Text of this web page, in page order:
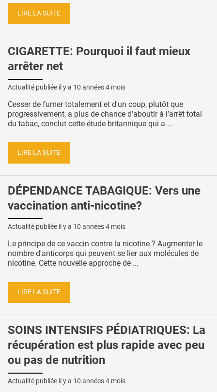
LIRE LA SUITE
CIGARETTE: Pourquoi il faut mieux
arrêter net
Actualité publiée il y a 10 années 4 mois
Cesser de fumer totalement et d'un coup, plutôt que
progressivement, a plus de chance d’aboutir à l’arrêt total
du tabac, conclut cette étude britannique qui a ...
LIRE LA SUITE
DÉPENDANCE TABAGIQUE: Vers une
vaccination anti-nicotine?
Actualité publiée il y a 10 années 4 mois
Le principe de ce vaccin contre la nicotine ? Augmenter le
nombre d'anticorps qui peuvent se lier aux molécules de
nicotine. Cette nouvelle approche de ...
LIRE LA SUITE
SOINS INTENSIFS PÉDIATRIQUES: La
récupération est plus rapide avec peu
ou pas de nutrition
Actualité publiée il y a 10 années 4 mois